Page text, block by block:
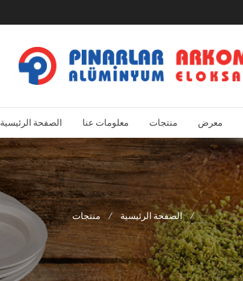
الصفحة الرئيسية معلومات عنا منتجات معرض
الصفحة الرئيسية / منتجات /